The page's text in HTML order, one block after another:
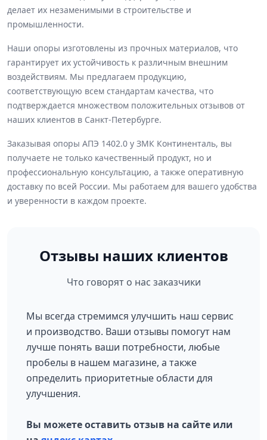
делает их незаменимыми в строительстве и
промышленности.
Наши опоры изготовлены из прочных материалов, что
гарантирует их устойчивость к различным внешним
воздействиям. Мы предлагаем продукцию,
соответствующую всем стандартам качества, что
подтверждается множеством положительных отзывов от
наших клиентов в Санкт-Петербурге.
Заказывая опоры АПЭ 1402.0 у ЗМК Континенталь, вы
получаете не только качественный продукт, но и
профессиональную консультацию, а также оперативную
доставку по всей России. Мы работаем для вашего удобства
и уверенности в каждом проекте.
Отзывы наших клиентов
Что говорят о нас заказчики
Мы всегда стремимся улучшить наш сервис
и производство. Ваши отзывы помогут нам
лучше понять ваши потребности, любые
пробелы в нашем магазине, а также
определить приоритетные области для
улучшения.
Вы можете оставить отзыв на сайте или